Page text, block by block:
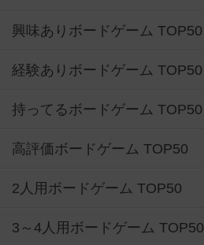
興味ありボードゲーム TOP50
経験ありボードゲーム TOP50
持ってるボードゲーム TOP50
高評価ボードゲーム TOP50
2人用ボードゲーム TOP50
3～4人用ボードゲーム TOP50